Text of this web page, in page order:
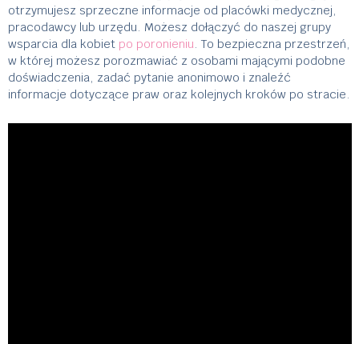
otrzymujesz sprzeczne informacje od placówki medycznej,
pracodawcy lub urzędu. Możesz dołączyć do naszej grupy
wsparcia dla kobiet po poronieniu. To bezpieczna przestrzeń,
w której możesz porozmawiać z osobami mającymi podobne
doświadczenia, zadać pytanie anonimowo i znaleźć
informacje dotyczące praw oraz kolejnych kroków po stracie.